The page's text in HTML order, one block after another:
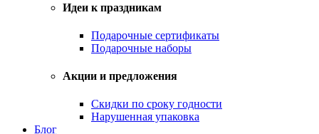
Идеи к праздникам
Подарочные сертификаты
Подарочные наборы
Акции и предложения
Скидки по сроку годности
Нарушенная упаковка
Блог